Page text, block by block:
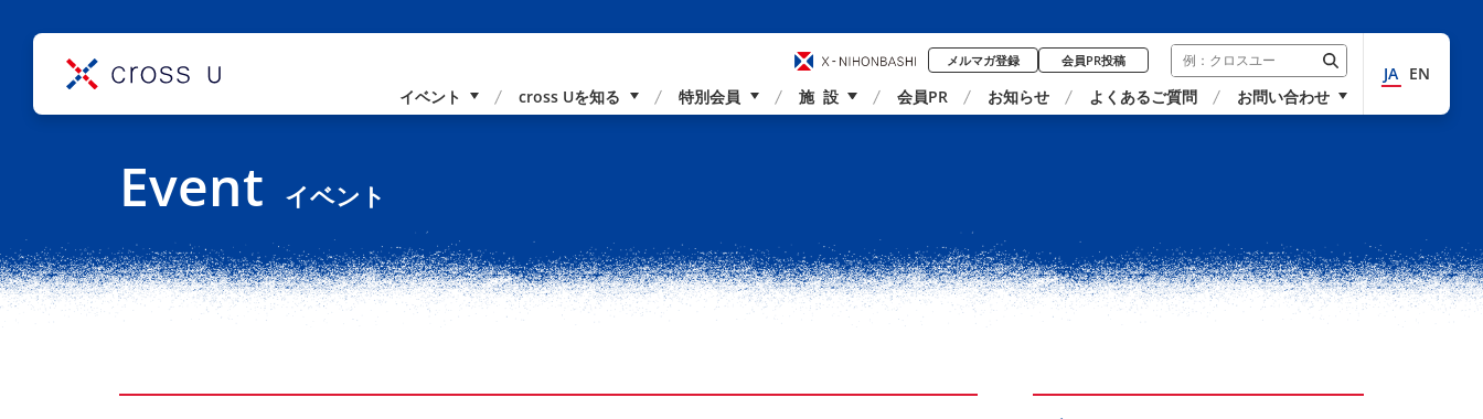
メルマガ登録 会員PR投稿
イベント
cross Uを知る
特別会員 施 設 会員PR お知らせ よくあるご質問 お問い合わせ
JA EN
Event イベント